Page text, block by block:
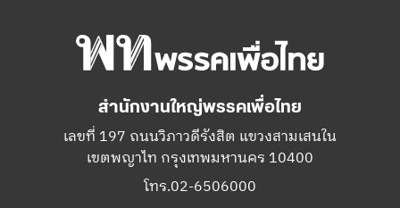
สำนักงานใหญ่พรรคเพื่อไทย
เลขที่ 197 ถนนวิภาวดีรังสิต แขวงสามเสนใน
เขตพญาไท กรุงเทพมหานคร 10400
โทร.02-6506000